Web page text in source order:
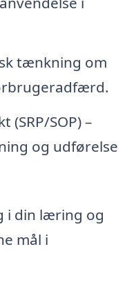
tænkning om
SOP) –
og udførelse
i din læring og
mål i